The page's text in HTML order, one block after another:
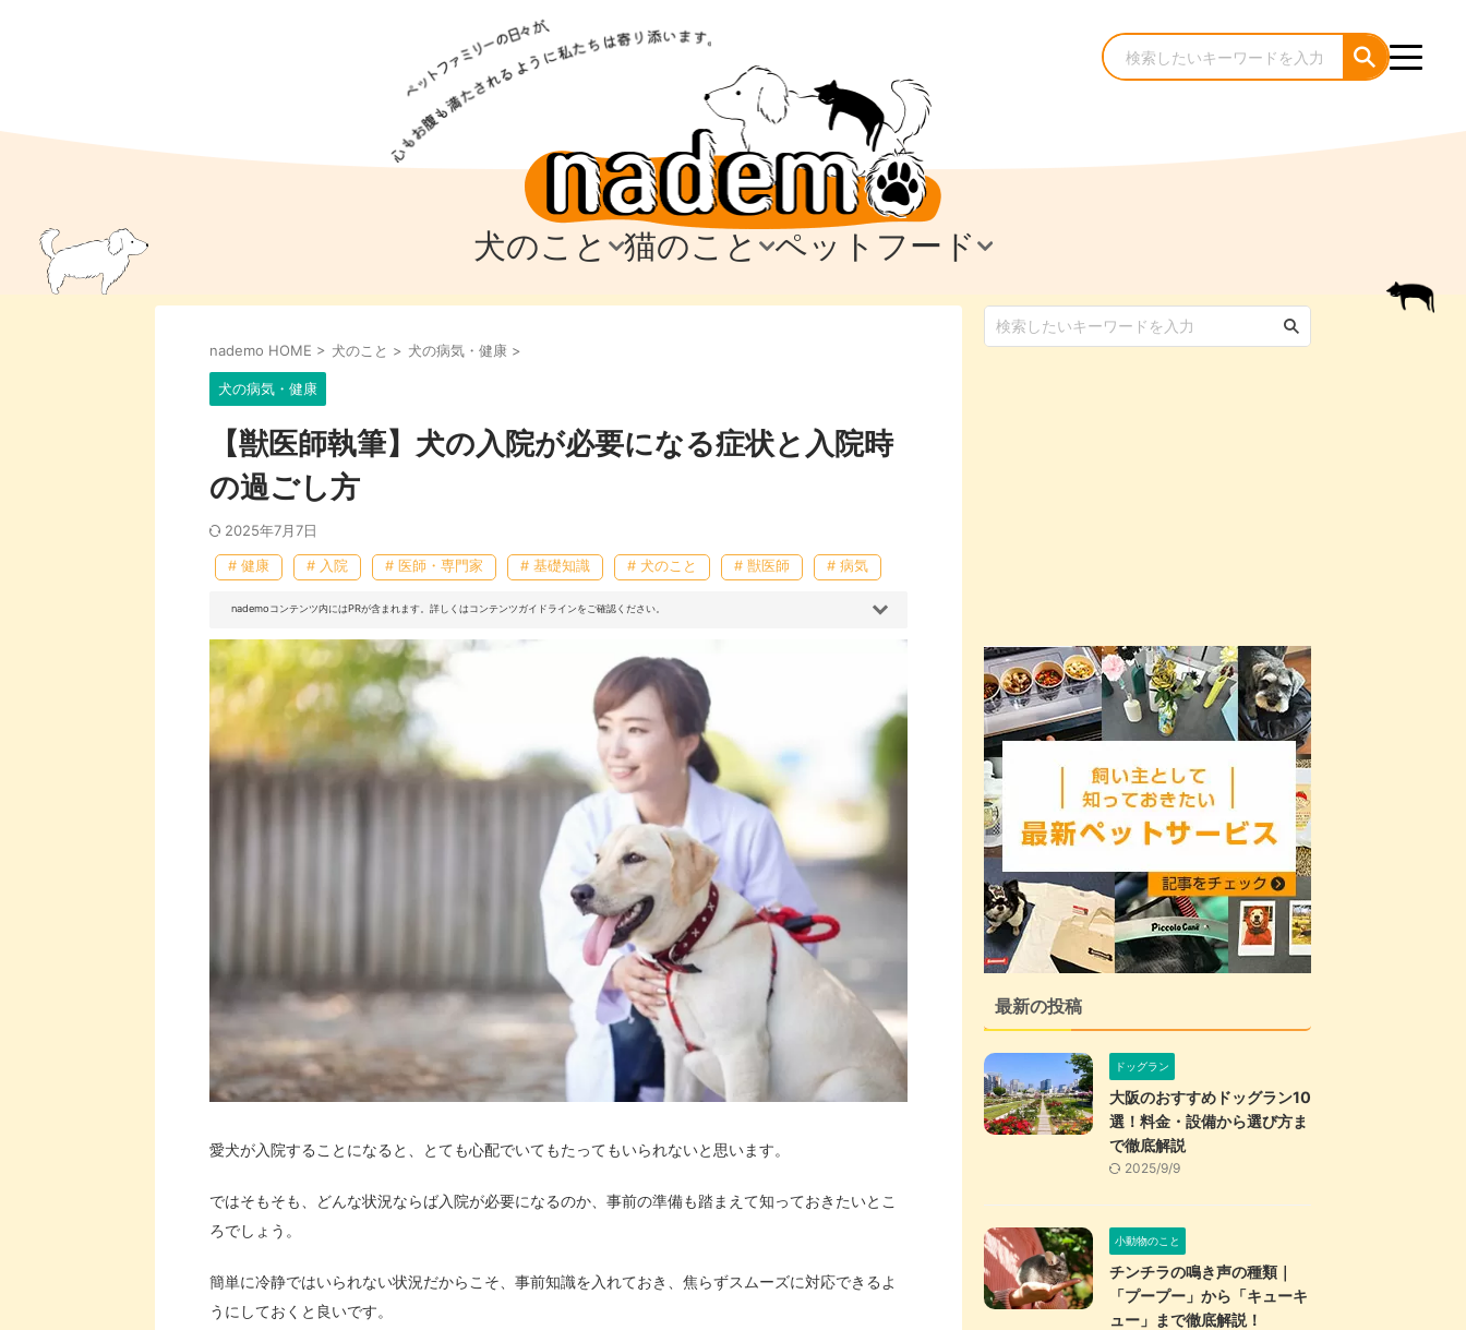
犬のこと
犬のこと
犬のケア・お手入れ
犬のしつけ
犬のアイテム
猫のこと
猫のこと
猫のケア・お手入れ
猫のしつけ
猫のアイテム
ペットフード
ペットフード
nademo HOME > 犬のこと > 犬の病気・健康 >
犬の病気・健康
【獣医師執筆】犬の入院が必要になる症状と入院時
の過ごし方
2025年7月7日
# 健康 # 入院 # 医師・専門家 # 基礎知識 # 犬のこと # 獣医師 # 病気
nademoコンテンツ内にはPRが含まれます。詳しくはコンテンツガイドラインをご確認ください。
愛犬が入院することになると、とても心配でいてもたってもいられないと思います。
ではそもそも、どんな状況ならば入院が必要になるのか、事前の準備も踏まえて知っておきたいとこ
ろでしょう。
簡単に冷静ではいられない状況だからこそ、事前知識を入れておき、焦らずスムーズに対応できるよ
うにしておくと良いです。
最新の投稿
ドッグラン
大阪のおすすめドッグラン10
選！料金・設備から選び方ま
で徹底解説
2025/9/9
小動物のこと
チンチラの鳴き声の種類｜
「プープー」から「キューキ
ュー」まで徹底解説！